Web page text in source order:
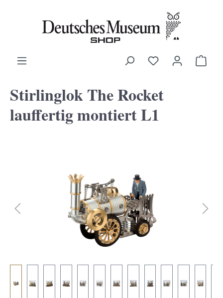
Stirlinglok The Rocket
lauffertig montiert L1